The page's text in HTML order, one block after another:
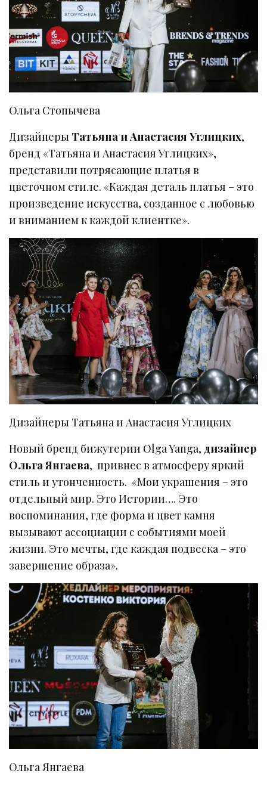
Ольга Стопычева
Дизайнеры Татьяна и Анастасия Углицких,
бренд «Татьяна и Анастасия Углицких»,
представили потрясающие платья в
цветочном стиле. «Каждая деталь платья – это
произведение искусства, созданное с любовью
и вниманием к каждой клиентке».
Дизайнеры Татьяна и Анастасия Углицких
Новый бренд бижутерии Olga Yanga, дизайнер
Ольга Янгаева, привнес в атмосферу яркий
стиль и утонченность. «Мои украшения – это
отдельный мир. Это Истории…. Это
воспоминания, где форма и цвет камня
вызывают ассоциации с событиями моей
жизни. Это мечты, где каждая подвеска – это
завершение образа».
Ольга Янгаева